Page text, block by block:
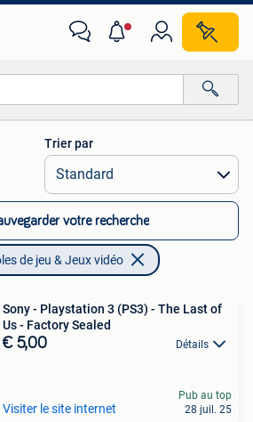
Toutes les distances…
Trier par
votre recherche
de jeu & Jeux vidéo
Sony - Playstation 3 (PS3) - The Last of
Us - Factory Sealed
€ 5,00 Détails
Visiter le site internet
Pub au top
28 juil. 25